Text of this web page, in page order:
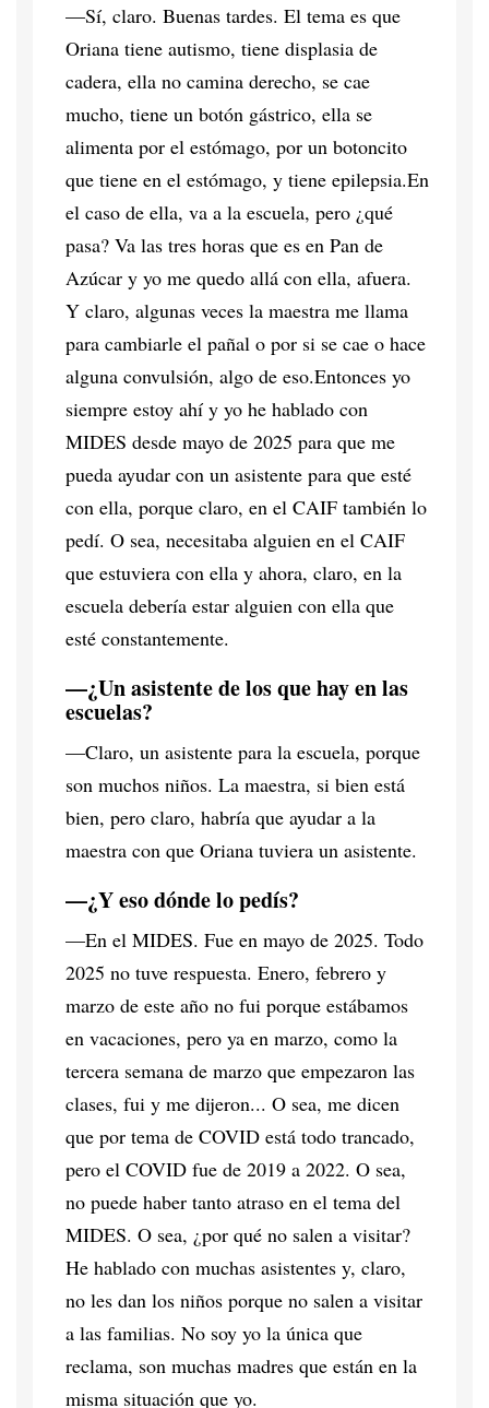
—Sí, claro. Buenas tardes. El tema es que
Oriana tiene autismo, tiene displasia de
cadera, ella no camina derecho, se cae
mucho, tiene un botón gástrico, ella se
alimenta por el estómago, por un botoncito
que tiene en el estómago, y tiene epilepsia.En
el caso de ella, va a la escuela, pero ¿qué
pasa? Va las tres horas que es en Pan de
Azúcar y yo me quedo allá con ella, afuera.
Y claro, algunas veces la maestra me llama
para cambiarle el pañal o por si se cae o hace
alguna convulsión, algo de eso.Entonces yo
siempre estoy ahí y yo he hablado con
MIDES desde mayo de 2025 para que me
pueda ayudar con un asistente para que esté
con ella, porque claro, en el CAIF también lo
pedí. O sea, necesitaba alguien en el CAIF
que estuviera con ella y ahora, claro, en la
escuela debería estar alguien con ella que
esté constantemente.
—¿Un asistente de los que hay en las
escuelas?
—Claro, un asistente para la escuela, porque
son muchos niños. La maestra, si bien está
bien, pero claro, habría que ayudar a la
maestra con que Oriana tuviera un asistente.
—¿Y eso dónde lo pedís?
—En el MIDES. Fue en mayo de 2025. Todo
2025 no tuve respuesta. Enero, febrero y
marzo de este año no fui porque estábamos
en vacaciones, pero ya en marzo, como la
tercera semana de marzo que empezaron las
clases, fui y me dijeron... O sea, me dicen
que por tema de COVID está todo trancado,
pero el COVID fue de 2019 a 2022. O sea,
no puede haber tanto atraso en el tema del
MIDES. O sea, ¿por qué no salen a visitar?
He hablado con muchas asistentes y, claro,
no les dan los niños porque no salen a visitar
a las familias. No soy yo la única que
reclama, son muchas madres que están en la
misma situación que yo.